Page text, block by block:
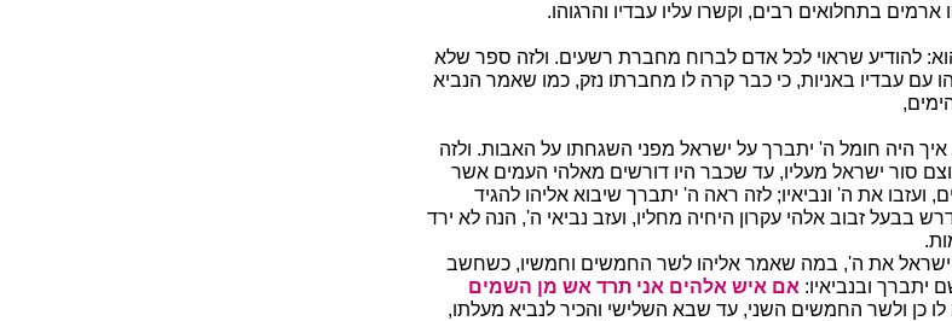
בתחלואים רבים, וקשרו עליו עבדיו והרגוהו.
להודיע שראוי לכל אדם לברוח מחברת רשעים. ולזה ספר שלא
עם עבדיו באניות, כי כבר קרה לו מחברתו נזק, כמו שאמר הנביא
איך היה חומל ה' יתברך על ישראל מפני השגחתו על האבות. ולזה
סור ישראל מעליו, עד שכבר היו דורשים מאלהי העמים אשר
ועזבו את ה' ונביאיו; לזה ראה ה' יתברך שיבוא אליהו להגיד
בבעל זבוב אלהי עקרון היחיה מחליו, ועזב נביאי ה', הנה לא ירד
ישראל את ה', במה שאמר אליהו לשר החמשים וחמשיו, כשחשב
ובנביאיו: אם איש אלהים אני תרד אש מן השמים
לו כן ולשר החמשים השני, עד שבא השלישי והכיר לנביא מעלתו,